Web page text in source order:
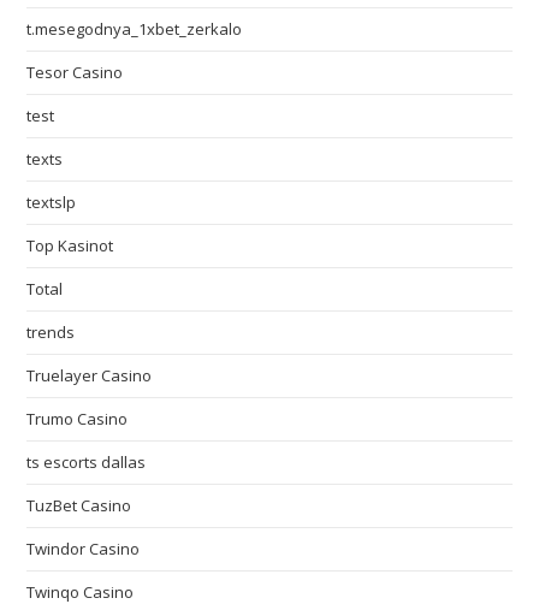
t.mesegodnya_1xbet_zerkalo
Tesor Casino
test
texts
textslp
Top Kasinot
Total
trends
Truelayer Casino
Trumo Casino
ts escorts dallas
TuzBet Casino
Twindor Casino
Twinqo Casino